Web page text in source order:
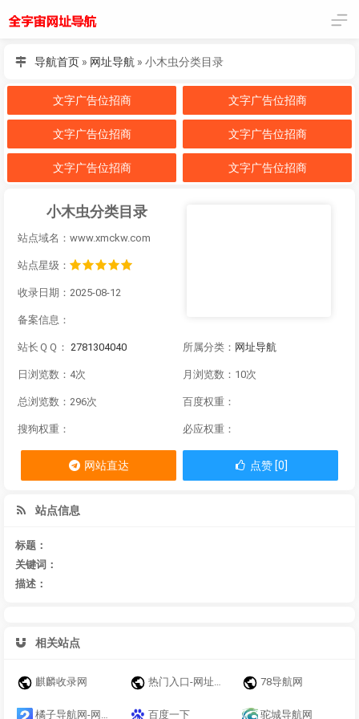
导航首页 » 网址导航 » 小木虫分类目录
文字广告位招商 文字广告位招商
文字广告位招商 文字广告位招商
文字广告位招商 文字广告位招商
小木虫分类目录
站点域名：www.xmckw.com
站点星级：
收录日期：2025-08-12
备案信息：
站长ＱＱ： 2781304040 所属分类： 网址导航
日浏览数：4次 月浏览数：10次
总浏览数：296次 百度权重：
搜狗权重： 必应权重：
网站直达 点赞 [0]
站点信息
标题：
关键词：
描述：
相关站点
麒麟收录网 热门入口-网址导航－自动链网址之家搜索大全绿色快速安全的专业导航站 78导航网
橘子导航网-网站收录-网址收录-网址导航-收录网站 百度一下 驼城导航网